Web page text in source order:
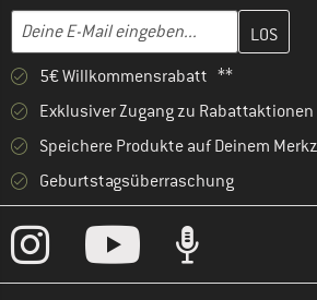
E-Mail-Adresse
Gib hier deine E-Mail-Adresse ein und
5€ Willkommensrabatt **
Exklusiver Zugang zu Rabattaktionen
Speichere Produkte auf Deinem
Geburtstagsüberraschung